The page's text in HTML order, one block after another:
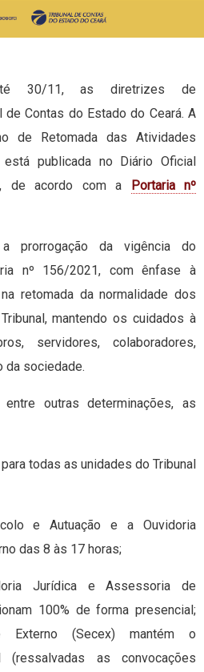
30/11, as diretrizes de
de Contas do Estado do Ceará. A
de Retomada das Atividades
publicada no Diário Oficial
de acordo com a Portaria nº
prorrogação da vigência do
nº 156/2021, com ênfase à
retomada da normalidade dos
mantendo os cuidados à
servidores, colaboradores,
da sociedade.
outras determinações, as
todas as unidades do Tribunal
e Autuação e a Ouvidoria
das 8 às 17 horas;
Jurídica e Assessoria de
100% de forma presencial;
Externo (Secex) mantém o
(ressalvadas as convocações